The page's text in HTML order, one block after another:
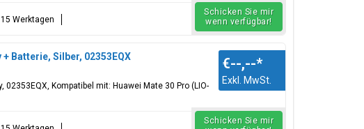
Werktagen
Schicken Sie mir
wenn verfügbar!
Batterie, Silber, 02353EQX
02353EQX, Kompatibel mit: Huawei Mate 30 Pro (LIO-
€--,--*
Exkl. MwSt.
Schicken Sie mir